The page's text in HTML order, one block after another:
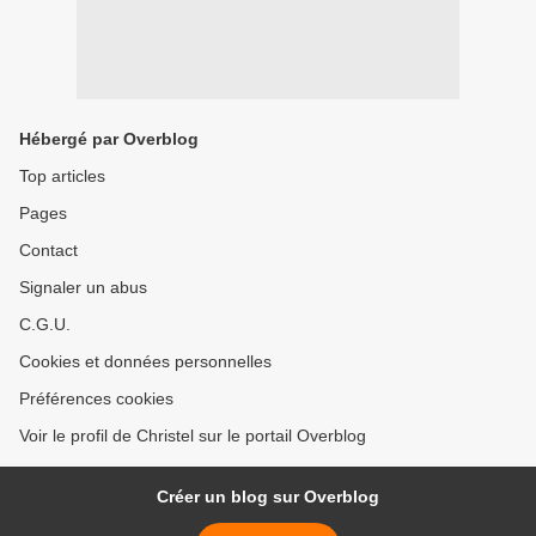
Hébergé par Overblog
Top articles
Pages
Contact
Signaler un abus
C.G.U.
Cookies et données personnelles
Préférences cookies
Voir le profil de Christel sur le portail Overblog
Créer un blog sur Overblog